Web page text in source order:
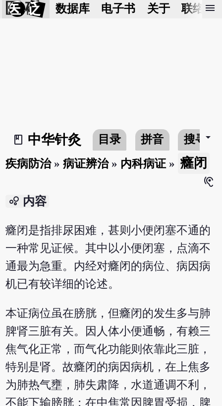
医 砭 数据库 电子书 关于 联络我
menu
book_2
中华针灸 目录 拼音 搜寻arrow_drop_down
疾病防治»病证辨治» 内科病证 » 癃闭
hearing
bubble_chart 内容
癃闭是指排尿困难，甚则小便闭塞不通的
一种常见证候。其中以小便闭塞，点滴不
通最为急重。内经对癃闭的病位、病因病
机已有较详细的论述。
本证病位虽在膀胱，但癃闭的发生多与肺
脾肾三脏有关。因人体小便通畅，有赖三
焦气化正常，而气化功能则依靠此三脏，
特别是肾。故癃闭的病因病机，在上焦多
为肺热气壅，肺失肃降，水道通调不利，
不能下输膀胱；在中焦常因脾胃受损，脾